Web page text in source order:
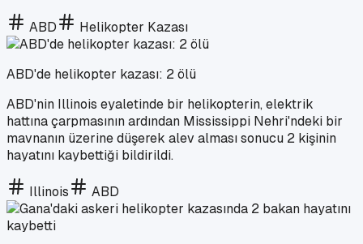
ABD Helikopter Kazası
ABD'de helikopter kazası: 2 ölü
ABD'nin Illinois eyaletinde bir helikopterin, elektrik
hattına çarpmasının ardından Mississippi Nehri'ndeki bir
mavnanın üzerine düşerek alev alması sonucu 2 kişinin
hayatını kaybettiği bildirildi.
Illinois ABD